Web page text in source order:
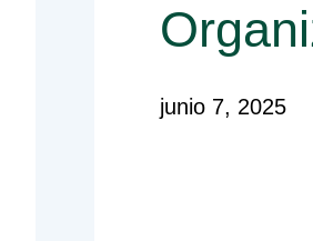
junio 7, 2025